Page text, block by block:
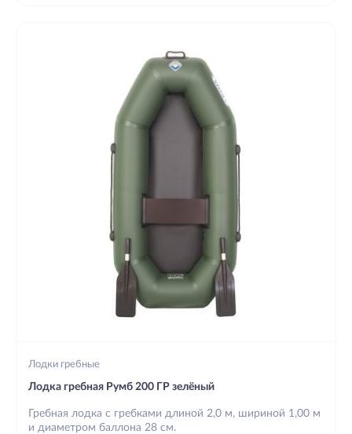
Лодки гребные
Лодка гребная Румб 200 ГР зелёный
Гребная лодка с гребками длиной 2,0 м, шириной 1,00 м
и диаметром баллона 28 см.